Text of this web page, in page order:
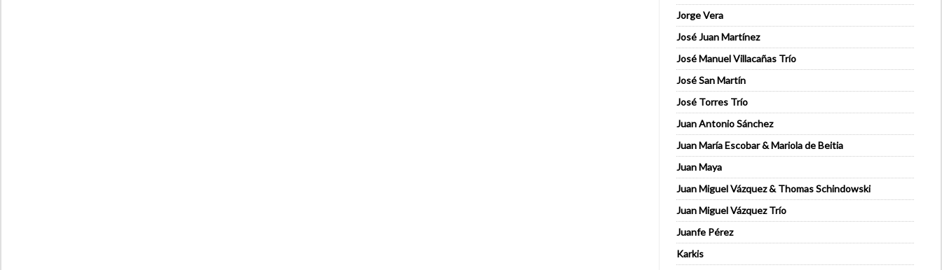
Jorge Vera
José Juan Martínez
José Manuel Villacañas Trío
José San Martín
José Torres Trío
Juan Antonio Sánchez
Juan María Escobar & Mariola de Beitia
Juan Maya
Juan Miguel Vázquez & Thomas Schindowski
Juan Miguel Vázquez Trío
Juanfe Pérez
Karkis